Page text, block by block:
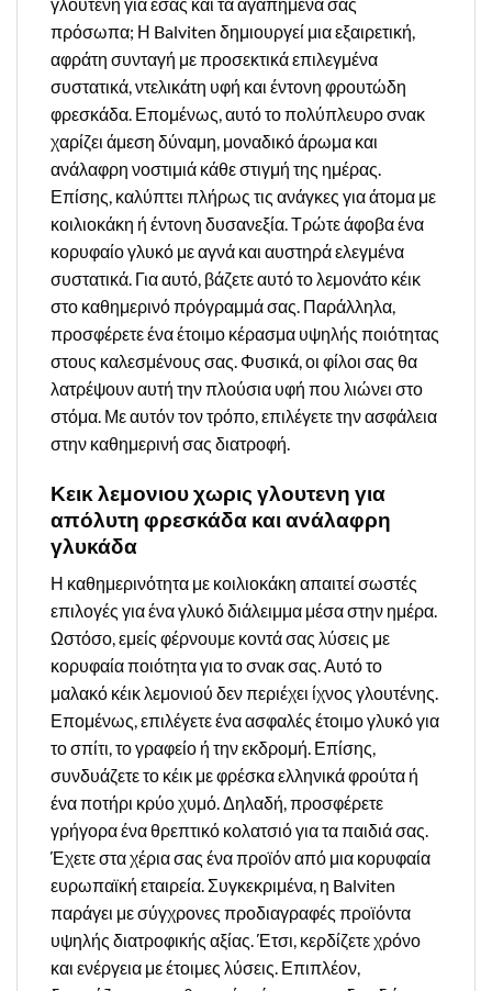
πρόσωπα; Η Balviten δημιουργεί μια εξαιρετική,
αφράτη συνταγή με προσεκτικά επιλεγμένα
συστατικά, ντελικάτη υφή και έντονη φρουτώδη
φρεσκάδα. Επομένως, αυτό το πολύπλευρο σνακ
χαρίζει άμεση δύναμη, μοναδικό άρωμα και
ανάλαφρη νοστιμιά κάθε στιγμή της ημέρας.
Επίσης, καλύπτει πλήρως τις ανάγκες για άτομα με
κοιλιοκάκη ή έντονη δυσανεξία. Τρώτε άφοβα ένα
κορυφαίο γλυκό με αγνά και αυστηρά ελεγμένα
συστατικά. Για αυτό, βάζετε αυτό το λεμονάτο κέικ
στο καθημερινό πρόγραμμά σας. Παράλληλα,
προσφέρετε ένα έτοιμο κέρασμα υψηλής ποιότητας
στους καλεσμένους σας. Φυσικά, οι φίλοι σας θα
λατρέψουν αυτή την πλούσια υφή που λιώνει στο
στόμα. Με αυτόν τον τρόπο, επιλέγετε την ασφάλεια
στην καθημερινή σας διατροφή.
Κεικ λεμονιου χωρις γλουτενη για
απόλυτη φρεσκάδα και ανάλαφρη
γλυκάδα
Η καθημερινότητα με κοιλιοκάκη απαιτεί σωστές
επιλογές για ένα γλυκό διάλειμμα μέσα στην ημέρα.
Ωστόσο, εμείς φέρνουμε κοντά σας λύσεις με
κορυφαία ποιότητα για το σνακ σας. Αυτό το
μαλακό κέικ λεμονιού δεν περιέχει ίχνος γλουτένης.
Επομένως, επιλέγετε ένα ασφαλές έτοιμο γλυκό για
το σπίτι, το γραφείο ή την εκδρομή. Επίσης,
συνδυάζετε το κέικ με φρέσκα ελληνικά φρούτα ή
ένα ποτήρι κρύο χυμό. Δηλαδή, προσφέρετε
γρήγορα ένα θρεπτικό κολατσιό για τα παιδιά σας.
Έχετε στα χέρια σας ένα προϊόν από μια κορυφαία
ευρωπαϊκή εταιρεία. Συγκεκριμένα, η Balviten
παράγει με σύγχρονες προδιαγραφές προϊόντα
υψηλής διατροφικής αξίας. Έτσι, κερδίζετε χρόνο
και ενέργεια με έτοιμες λύσεις. Επιπλέον,